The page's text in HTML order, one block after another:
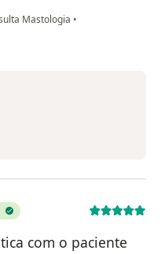
Mastologia •
Cypriano da Silva
com o paciente